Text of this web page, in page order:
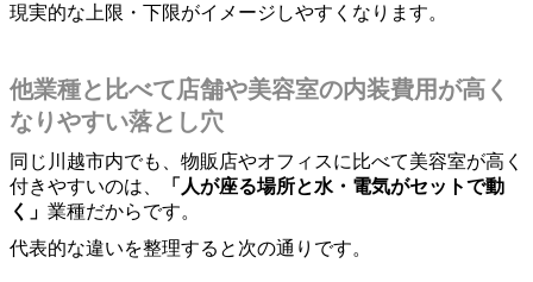
現実的な上限・下限がイメージしやすくなります。
他業種と比べて店舗や美容室の内装費用が高く
なりやすい落とし穴
同じ川越市内でも、物販店やオフィスに比べて美容室が高く
付きやすいのは、
「人が座る場所と水・電気がセットで動
く」 業種だからです。
代表的な違いを整理すると次の通りです。